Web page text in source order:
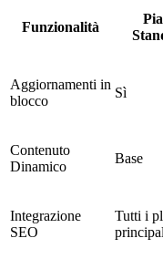
Funzionalità
Aggiornamenti in
blocco
Sì
Contenuto
Dinamico
Base
Integrazione
SEO
Tutti i